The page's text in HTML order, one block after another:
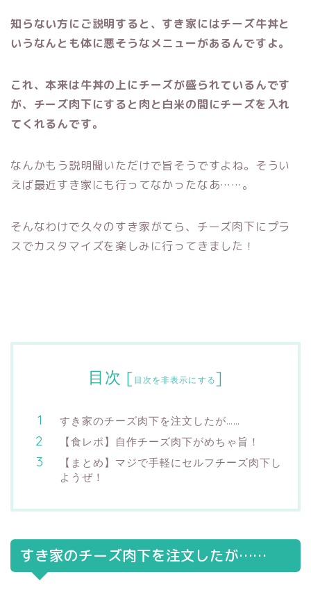
知らない方にご説明すると、すき家にはチーズ牛丼と
いうなんとも体に悪そうなメニューがあるんですよ。
これ、本来は牛丼の上にチーズが盛られているんです
が、チーズ肉下にすると肉と白米の間にチーズを入れ
てくれるんです。
なんかもう説明聞いただけで旨そうですよね。そうい
えば最近すき家にも行ってなかったなあ……。
そんなわけで久々のすき家がてら、チーズ肉下にプラ
スでカスタマイズを楽しみに行ってきました！
目次 [ 目次を非表示にする]
すき家のチーズ肉下を注文したが……
【食レポ】自作チーズ肉下がめちゃ旨！
【まとめ】マジで手軽にセルフチーズ肉下し
ようぜ！
すき家のチーズ肉下を注文したが……